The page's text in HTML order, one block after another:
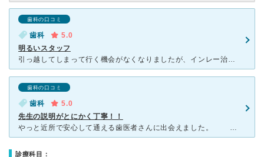
歯科の口コミ
歯科
5.0
明るいスタッフ
引っ越してしまって行く機会がなくなりましたが、インレー治療でお世話になりました。 先生やスタッフの皆さんもとにかく明るく、冗談や笑い声の絶えない歯科医院です。また、説明や痛みの確認なども逐一的確に行
歯科の口コミ
歯科
5.0
先生の説明がとにかく丁寧！！
やっと近所で安心して通える歯医者さんに出会えました。 虫歯の治療でお世話になっていますが、自費治療の時も何故それが良いかをとても丁寧に説明してくださいました。 私の場合は食いしばりなどもひど
診療科目：